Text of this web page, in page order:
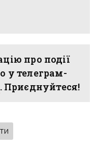
про події
у телеграм-
. Приєднуйтеся!